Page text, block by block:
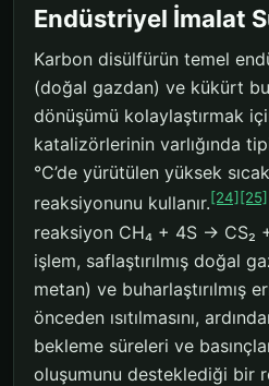
Endüstriyel İmalat
Karbon disülfürün temel
(doğal gazdan) ve kükürt
dönüşümü kolaylaştırmak
katalizörlerinin varlığında
°C’de yürütülen yüksek
reaksiyonunu kullanır.[24] [25]
reaksiyon CH₄ + 4S → CS₂
işlem, saflaştırılmış doğal
metan) ve buharlaştırılmış
önceden ısıtılmasını,
bekleme süreleri ve
oluşumunu desteklediği bir